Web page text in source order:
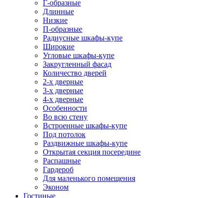
Г-образные
Длинные
Низкие
П-образные
Радиусные шкафы-купе
Широкие
Угловые шкафы-купе
Закругленный фасад
Количество дверей
2-х дверные
3-х дверные
4-х дверные
Особенности
Во всю стену
Встроенные шкафы-купе
Под потолок
Раздвижные шкафы-купе
Открытая секция посередине
Распашные
Гардероб
Для маленького помещения
Эконом
Гостиные